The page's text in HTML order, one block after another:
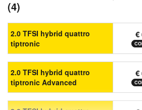
(4)
2.0 TFSI hybrid quattro
tiptronic
€
2.0 TFSI hybrid quattro
tiptronic Advanced
€